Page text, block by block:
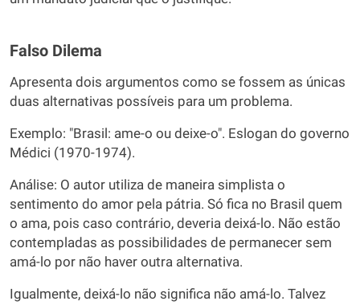
Falso Dilema
Apresenta dois argumentos como se fossem as únicas
duas alternativas possíveis para um problema.
Exemplo: "Brasil: ame-o ou deixe-o". Eslogan do governo
Médici (1970-1974).
Análise: O autor utiliza de maneira simplista o
sentimento do amor pela pátria. Só fica no Brasil quem
o ama, pois caso contrário, deveria deixá-lo. Não estão
contempladas as possibilidades de permanecer sem
amá-lo por não haver outra alternativa.
Igualmente, deixá-lo não significa não amá-lo. Talvez